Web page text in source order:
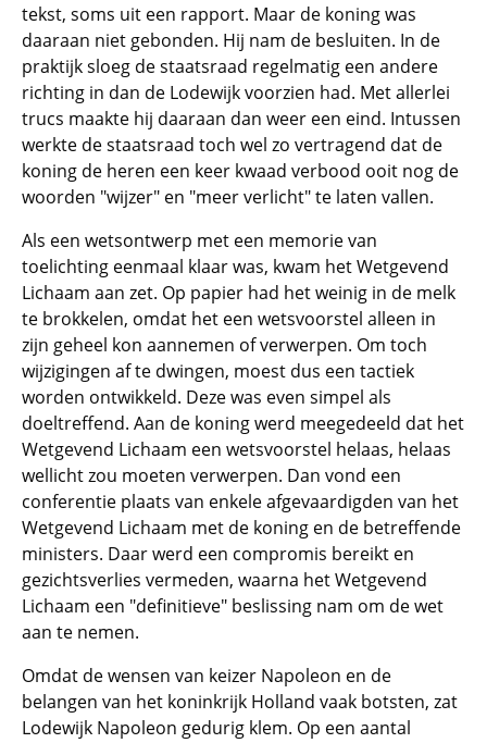
tekst, soms uit een rapport. Maar de koning was
daaraan niet gebonden. Hij nam de besluiten. In de
praktijk sloeg de staatsraad regelmatig een andere
richting in dan de Lodewijk voorzien had. Met allerlei
trucs maakte hij daaraan dan weer een eind. Intussen
werkte de staatsraad toch wel zo vertragend dat de
koning de heren een keer kwaad verbood ooit nog de
woorden "wijzer" en "meer verlicht" te laten vallen.
Als een wetsontwerp met een memorie van
toelichting eenmaal klaar was, kwam het Wetgevend
Lichaam aan zet. Op papier had het weinig in de melk
te brokkelen, omdat het een wetsvoorstel alleen in
zijn geheel kon aannemen of verwerpen. Om toch
wijzigingen af te dwingen, moest dus een tactiek
worden ontwikkeld. Deze was even simpel als
doeltreffend. Aan de koning werd meegedeeld dat het
Wetgevend Lichaam een wetsvoorstel helaas, helaas
wellicht zou moeten verwerpen. Dan vond een
conferentie plaats van enkele afgevaardigden van het
Wetgevend Lichaam met de koning en de betreffende
ministers. Daar werd een compromis bereikt en
gezichtsverlies vermeden, waarna het Wetgevend
Lichaam een "definitieve" beslissing nam om de wet
aan te nemen.
Omdat de wensen van keizer Napoleon en de
belangen van het koninkrijk Holland vaak botsten, zat
Lodewijk Napoleon gedurig klem. Op een aantal